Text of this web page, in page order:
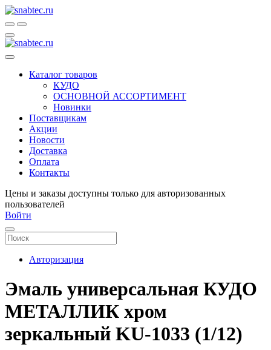
Каталог товаров
КУДО
ОСНОВНОЙ АССОРТИМЕНТ
Новинки
Поставщикам
Акции
Новости
Доставка
Оплата
Контакты
Цены и заказы доступны только для авторизованных
пользователей
Войти
Авторизация
Эмаль универсальная КУДО
МЕТАЛЛИК хром
зеркальный KU-1033 (1/12)